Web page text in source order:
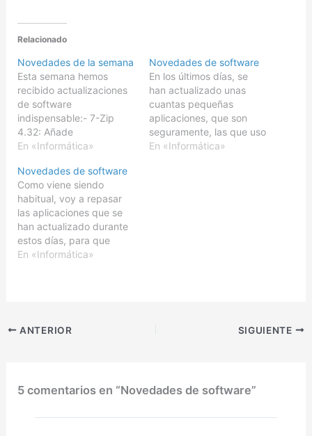
Relacionado
Novedades de la semana
Esta semana hemos
recibido actualizaciones
de software
indispensable:- 7-Zip
4.32: Añade
compatibilidad con
Respecto a la 4.30 y
anteriores mejora
sustancialmente la
velocidad de
compresión.- Foxit PDF
Reader 1.3.1209:
Corriegiendo ciertos
Neomule 4.01: Mi MOD
En «Informática»
Novedades de software
En los últimos días, se
han actualizado unas
cuantas pequeñas
aplicaciones, que son
seguramente, las que uso
con mayor frecuencia:-
En «Informática»
Novedades de software
Como viene siendo
habitual, voy a repasar
las aplicaciones que se
han actualizado durante
estos días, para que
podáis actualizaros:-
Office 1.9.79.- Opera 8.0
beta 2.- PDFFactory
1.1.0.90 beta.
En «Informática»
ANTERIOR SIGUIENTE
5 comentarios en “Novedades de software”